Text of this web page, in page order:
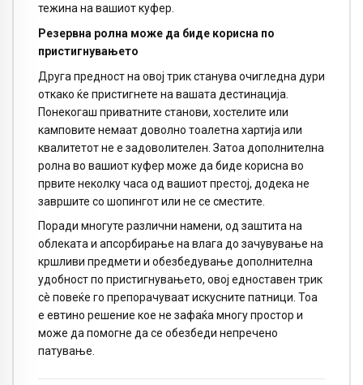
тежина на вашиот куфер.
Резервна ролна може да биде корисна по
пристигнувањето
Друга предност на овој трик станува очигледна дури
откако ќе пристигнете на вашата дестинација.
Понекогаш приватните станови, хостелите или
камповите немаат доволно тоалетна хартија или
квалитетот не е задоволителен. Затоа дополнителна
ролна во вашиот куфер може да биде корисна во
првите неколку часа од вашиот престој, додека не
завршите со шопингот или не се сместите.
Поради многуте различни намени, од заштита на
облеката и апсорбирање на влага до зачувување на
кршливи предмети и обезбедување дополнителна
удобност по пристигнувањето, овој едноставен трик
сè повеќе го препорачуваат искусните патници. Тоа
е евтино решение кое не зафаќа многу простор и
може да помогне да се обезбеди непречено
патување.